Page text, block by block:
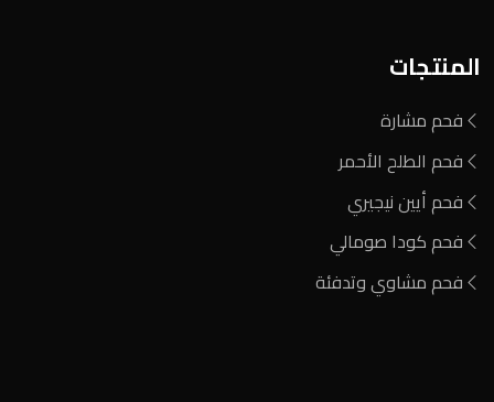
المنتجات
فحم مشارة
فحم الطلح الأحمر
فحم أيين نيجيري
فحم كودا صومالي
فحم مشاوي وتدفئة